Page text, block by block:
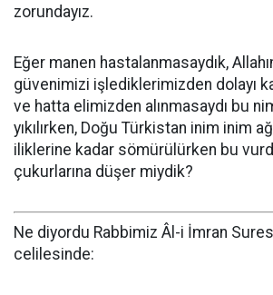
zorundayız.
Eğer manen hastalanmasaydık,
güvenimizi işlediklerimizden dolayı
ve hatta elimizden alınmasaydı bu
yıkılırken, Doğu Türkistan inim inim
iliklerine kadar sömürülürken bu
çukurlarına düşer miydik?
Ne diyordu Rabbimiz Âl-i İmran
celilesinde: